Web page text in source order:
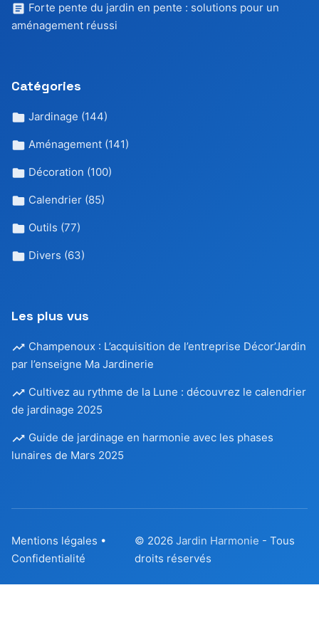
Forte pente du jardin en pente : solutions pour un
aménagement réussi
Catégories
Jardinage (144)
Aménagement (141)
Décoration (100)
Calendrier (85)
Outils (77)
Divers (63)
Les plus vus
Champenoux : L’acquisition de l’entreprise Décor’Jardin
par l’enseigne Ma Jardinerie
Cultivez au rythme de la Lune : découvrez le calendrier
de jardinage 2025
Guide de jardinage en harmonie avec les phases
lunaires de Mars 2025
Mentions légales •
Confidentialité
© 2026Jardin Harmonie - Tous
droits réservés